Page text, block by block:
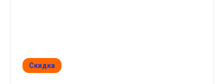
Скидка